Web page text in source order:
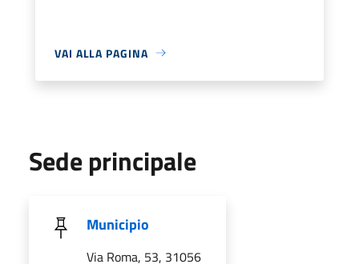
VAI ALLA PAGINA
Sede principale
Municipio
Via Roma, 53, 31056